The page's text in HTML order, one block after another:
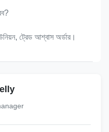
ট্রেড আশ্বাস অর্ডার।